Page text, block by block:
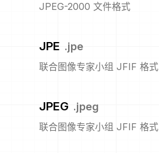
JPEG-2000 文件格式
JPE .jpe
联合图像专家小组 JFIF 格式
JPEG .jpeg
联合图像专家小组 JFIF 格式